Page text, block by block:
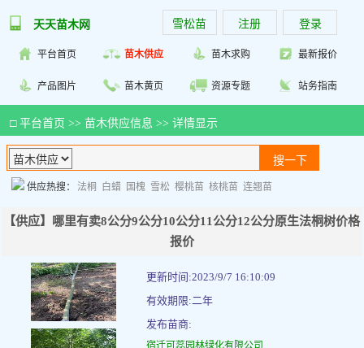
天天苗木网 雪松苗 注册 登录
平台首页 苗木供应 苗木求购 最新报价
产品图片 苗木黄页 资源专题 站务指南
□ 平台首页 >> 苗木供应信息 >> 详情显示
供应热搜： 法桐 白蜡 国槐 雪松 樱桃苗 核桃苗 连翘苗
【供应】哪里有卖8公分9公分10公分11公分12公分原生法桐树价格
报价
更新时间:2023/9/7 16:10:09
有效期限:二年
发布苗商:
宿迁可蕊园林绿化有限公司